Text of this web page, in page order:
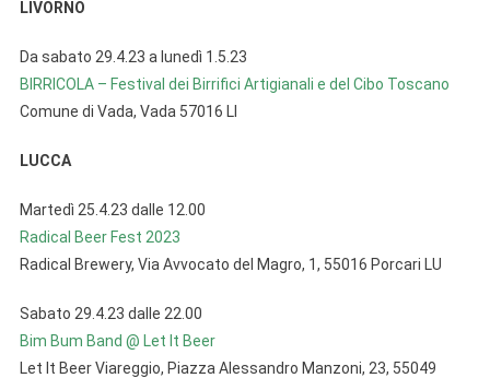
LIVORNO
Da sabato 29.4.23 a lunedì 1.5.23
BIRRICOLA – Festival dei Birrifici Artigianali e del Cibo Toscano
Comune di Vada, Vada 57016 LI
LUCCA
Martedì 25.4.23 dalle 12.00
Radical Beer Fest 2023
Radical Brewery, Via Avvocato del Magro, 1, 55016 Porcari LU
Sabato 29.4.23 dalle 22.00
Bim Bum Band @ Let It Beer
Let It Beer Viareggio, Piazza Alessandro Manzoni, 23, 55049